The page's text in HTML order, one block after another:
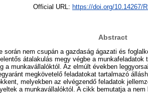
Official URL: https://doi.org/10.14267/
Abstract
során nem csupán a gazdaság ágazati és
átalakulás megy végbe a
a munkavállalóktól. Az elmúlt években
megkövetelő feladatokat tartalmazó
melyekben az elvégzendő feladatok
a munkavállalóktól. A cikk bemutatja a